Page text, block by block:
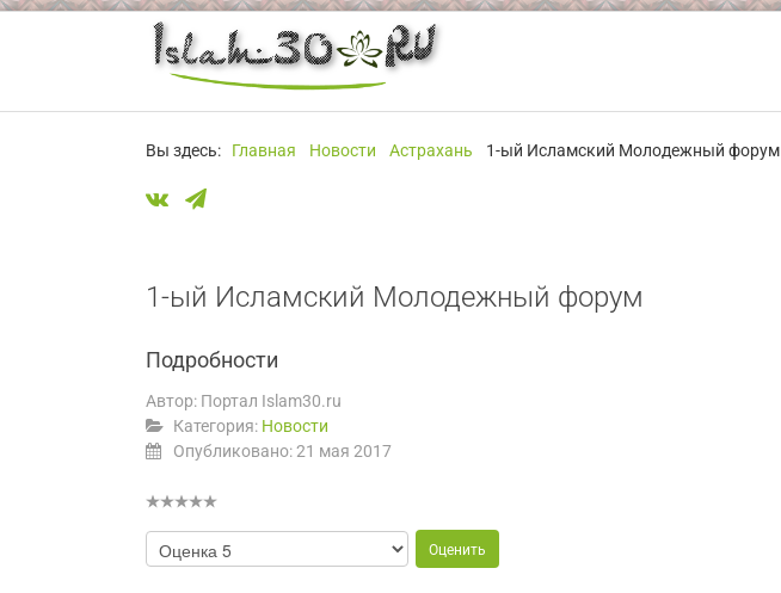
Вы здесь: Главная Новости Астрахань 1-ый Исламский Молодежный форум
1-ый Исламский Молодежный форум
Подробности
Автор: Портал Islam30.ru
Категория: Новости
Опубликовано: 21 мая 2017